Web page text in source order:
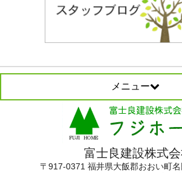
メニュー
富士良建設株式
〒917-0371 福井県大飯郡おおい町